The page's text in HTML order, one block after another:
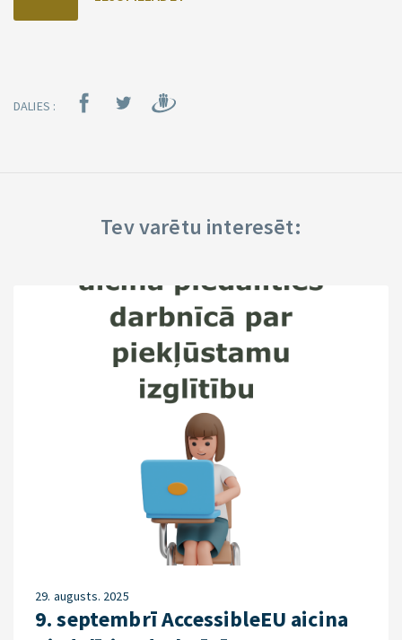
DALIES :
Tev varētu interesēt:
29. augusts. 2025
9. septembrī AccessibleEU aicina